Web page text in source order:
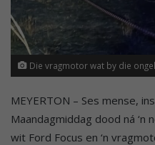
Die vragmotor wat by die
MEYERTON – Ses mense,
Maandagmiddag dood ná ‘n
wit Ford Focus en ‘n